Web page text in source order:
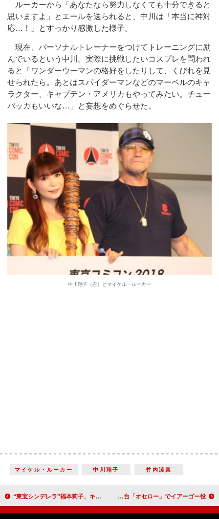
ルーカーから「あなたなら努力しなくても十分できると
思いますよ」とエールを送られると、中川は「本当に神対
応…！」とすっかり感激した様子。
現在、パーソナルトレーナーをつけてトレーニングに励
んでいるという中川。実際に挑戦したいコスプレを問われ
ると「ワンダーウーマンの格好をしたりして、くびれを見
せられたら。あとはスパイダーマンなどのマーベルのキャ
ラクター、キャプテン・アメリカもやってみたい。チュー
バッカもいいな…」と妄想をめぐらせた。
中川翔子（左）とマイケル・ルーカー
マイケル・ルーカー 中川翔子 竹内涼真
“東宝シンデレラ”福本莉子、キキ役で初舞台 大西流星と「ライクがラブに変わっていく瞬間」演じる 神山智洋「翼くんの思いも背負って」 舞台「オセロー」でイアーゴー役